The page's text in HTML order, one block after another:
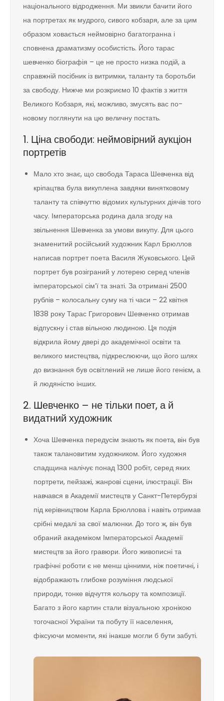
національного відродження. Ми звикли бачити його
на портретах як мудрого, сивого кобзаря, але за цим
образом ховається неймовірно багатогранна і
сповнена драматизму особистість. Його тарас
шевченко біографія – це не просто низка подій, а
справжній посібник із витримки, таланту та боротьби
за свободу. Нижче ми розкриємо 10 фактів з життя
Великого Кобзаря, які, можливо, змусять вас по-
новому поглянути на цю величну постать.
1. Ціна свободи: неймовірний аукціон
портретів
Мало хто знає, що свобода Тараса Шевченка від
кріпацтва була викуплена завдяки винятковому
таланту та співчуттю відомих культурних діячів того
часу. Імператорська родина дала згоду на
звільнення Шевченка за умови викупу. Для цього
знаменитий російський художник Карл Брюллов
написав портрет поета Василя Жуковського. Цей
портрет був розіграний у лотерею серед членів
імператорської сім’ї та знаті. За отримані 2500
рублів – колосальну суму на ті часи – 22 квітня
1838 року Тарас Григорович Шевченко отримав
відпускну і став вільною людиною. Ця подія
відкрила йому двері до академічної освіти та
великого мистецтва, підкреслюючи, що його шлях
до визнання був освітлений не лише його генієм, а
й людяністю інших.
2. Шевченко – не тільки поет, а й
видатний художник
Хоча Шевченка передусім знають як поета, він був
також талановитим художником. Його художня
спадщина налічує понад 1300 робіт, серед яких
портрети, пейзажі, жанрові сцени, ілюстрації. Він
навчався в Академії мистецтв у Санкт-Петербурзі
під керівництвом Карла Брюллова і навіть отримав
срібні медалі за свої малюнки. До того ж, він був
обраний академіком Імператорської Академії
мистецтв за його гравюри. Його живописні та
графічні роботи є не менш цінними, ніж поетичні, і
відображають глибоке розуміння людської
природи, тонке відчуття кольору та композиції.
Багато з його картин стали візуальною хронікою
тогочасної України та побуту її населення,
фіксуючи моменти, які інакше могли б бути забуті.